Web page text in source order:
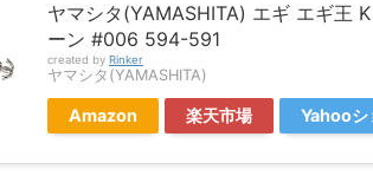
ヤマシタ(YAMASHITA) エギ エギ王
ーン #006 594-591
created by Rinker
ヤマシタ(YAMASHITA)
Amazon 楽天市場 Yahooシ